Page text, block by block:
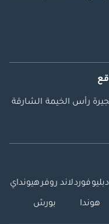
رأس الخيمة الشارقة
فوردلاند روفرهيونداي
هوندا بورش